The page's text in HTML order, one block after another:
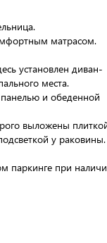
матрасом.
установлен диван-
места.
и обеденной
выложены
у раковины.
паркинге при